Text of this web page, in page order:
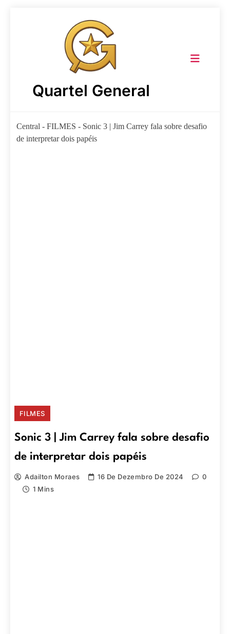
Quartel General
Central - FILMES - Sonic 3 | Jim Carrey fala sobre desafio
de interpretar dois papéis
FILMES
Sonic 3 | Jim Carrey fala sobre desafio
de interpretar dois papéis
Adailton Moraes 16 De Dezembro De 2024
0
1 Mins